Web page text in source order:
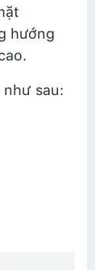
hướng
sau: